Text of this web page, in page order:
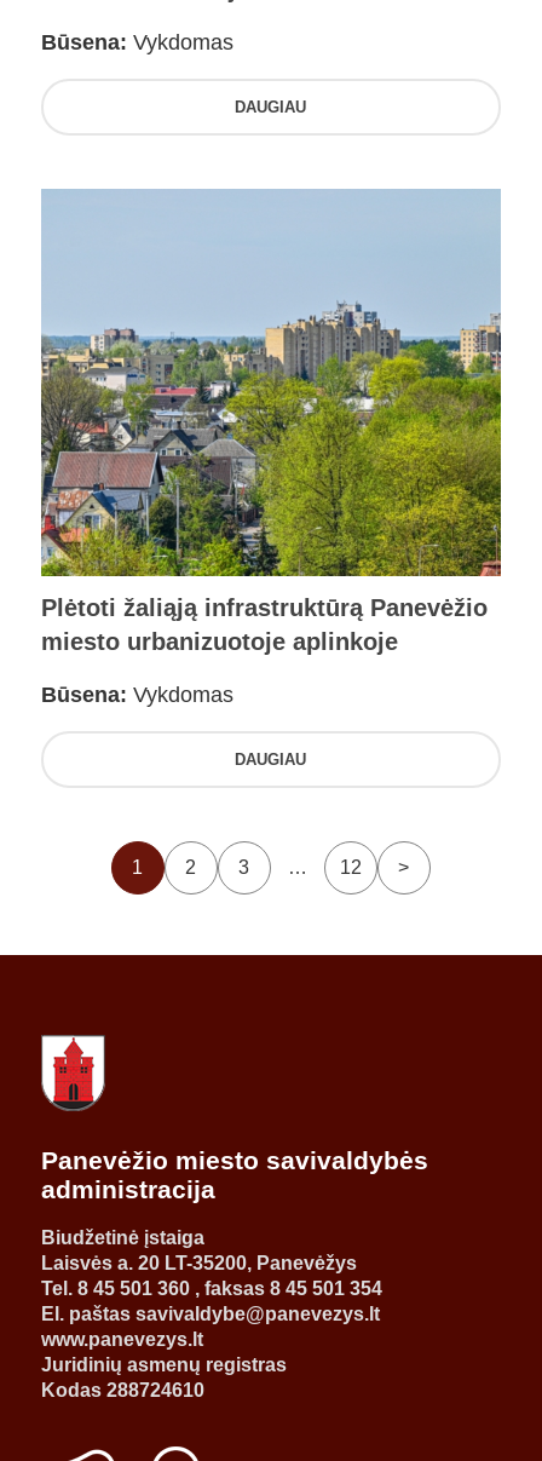
Būsena: Vykdomas
DAUGIAU
Plėtoti žaliąją infrastruktūrą Panevėžio
miesto urbanizuotoje aplinkoje
Būsena: Vykdomas
DAUGIAU
1 2 3 … 12 >
Panevėžio miesto savivaldybės
administracija
Biudžetinė įstaiga
Laisvės a. 20 LT-35200, Panevėžys
Tel. 8 45 501 360 , faksas 8 45 501 354
El. paštas savivaldybe@panevezys.lt
www.panevezys.lt
Juridinių asmenų registras
Kodas 288724610